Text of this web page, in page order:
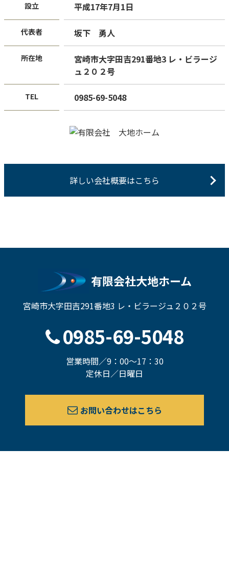
設立 平成17年7月1日
代表者 坂下 勇人
所在地
宮崎市大字田吉291番地3 レ・ビラージ
ュ２０２号
TEL 0985-69-5048
詳しい会社概要はこちら
有限会社大地ホーム
宮崎市大字田吉291番地3 レ・ビラージュ２０２号
0985-69-5048
営業時間／9：00～17：30
定休日／日曜日
お問い合わせはこちら